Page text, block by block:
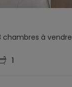
chambres à vendre
1